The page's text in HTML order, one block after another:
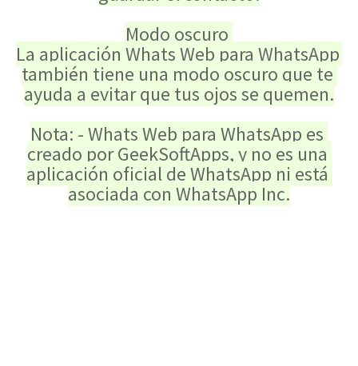
Modo oscuro
La aplicación Whats Web para WhatsApp
también tiene una modo oscuro que te
ayuda a evitar que tus ojos se quemen.
Nota: - Whats Web para WhatsApp es
creado por GeekSoftApps, y no es una
aplicación oficial de WhatsApp ni está
asociada con WhatsApp Inc.